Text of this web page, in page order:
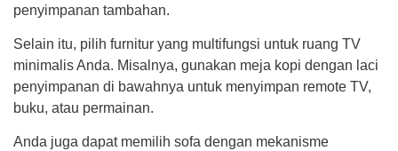
penyimpanan tambahan.
Selain itu, pilih furnitur yang multifungsi untuk ruang TV
minimalis Anda. Misalnya, gunakan meja kopi dengan laci
penyimpanan di bawahnya untuk menyimpan remote TV,
buku, atau permainan.
Anda juga dapat memilih sofa dengan mekanisme